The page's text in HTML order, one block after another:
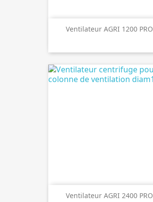
Ventilateur AGRI 1200 PRO
Ventilateur AGRI 2400 PRO